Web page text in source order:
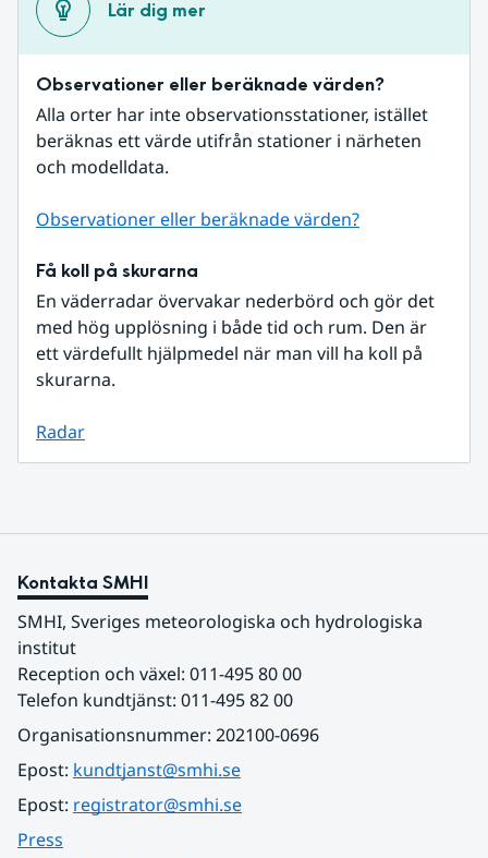
Lär dig mer
Observationer eller beräknade värden?
Alla orter har inte observationsstationer, istället
beräknas ett värde utifrån stationer i närheten
och modelldata.
Observationer eller beräknade värden?
Få koll på skurarna
En väderradar övervakar nederbörd och gör det
med hög upplösning i både tid och rum. Den är
ett värdefullt hjälpmedel när man vill ha koll på
skurarna.
Radar
Kontakta SMHI
SMHI, Sveriges meteorologiska och hydrologiska
institut
Reception och växel: 011-495 80 00
Telefon kundtjänst: 011-495 82 00
Organisationsnummer: 202100-0696
Epost: kundtjanst@smhi.se
Epost: registrator@smhi.se
Press